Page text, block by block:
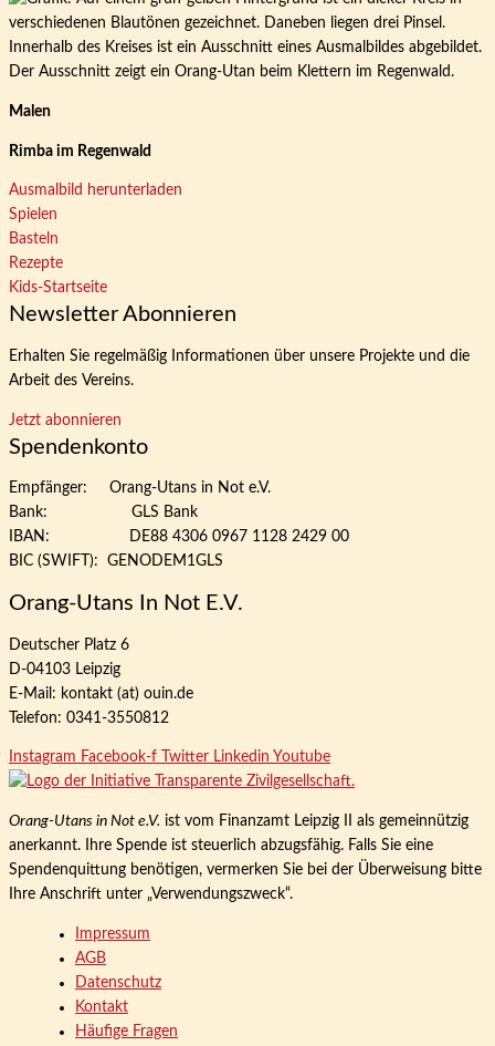
Malen
Rimba im Regenwald
Ausmalbild herunterladen
Spielen
Basteln
Rezepte
Kids-Startseite
Newsletter Abonnieren
Erhalten Sie regelmäßig Informationen über unsere Projekte und die
Arbeit des Vereins.
Jetzt abonnieren
Spendenkonto
Empfänger: Orang-Utans in Not e.V.
Bank: GLS Bank
IBAN: DE88 4306 0967 1128 2429 00
BIC (SWIFT): GENODEM1GLS
Orang-Utans In Not E.V.
Deutscher Platz 6
D-04103 Leipzig
E-Mail: kontakt (at) ouin.de
Telefon: 0341-3550812
Instagram Facebook-f Twitter Linkedin Youtube
Orang-Utans in Not e.V. ist vom Finanzamt Leipzig II als gemeinnützig
anerkannt. Ihre Spende ist steuerlich abzugsfähig. Falls Sie eine
Spendenquittung benötigen, vermerken Sie bei der Überweisung bitte
Ihre Anschrift unter „Verwendungszweck“.
Impressum
AGB
Datenschutz
Kontakt
Häufige Fragen